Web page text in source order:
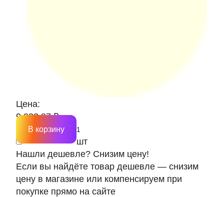
Цена:
9 033.87 ₽
шт
В корзину
Нашли дешевле? Снизим цену!
Если вы найдёте товар дешевле — снизим
цену в магазине или компенсируем при
покупке прямо на сайте